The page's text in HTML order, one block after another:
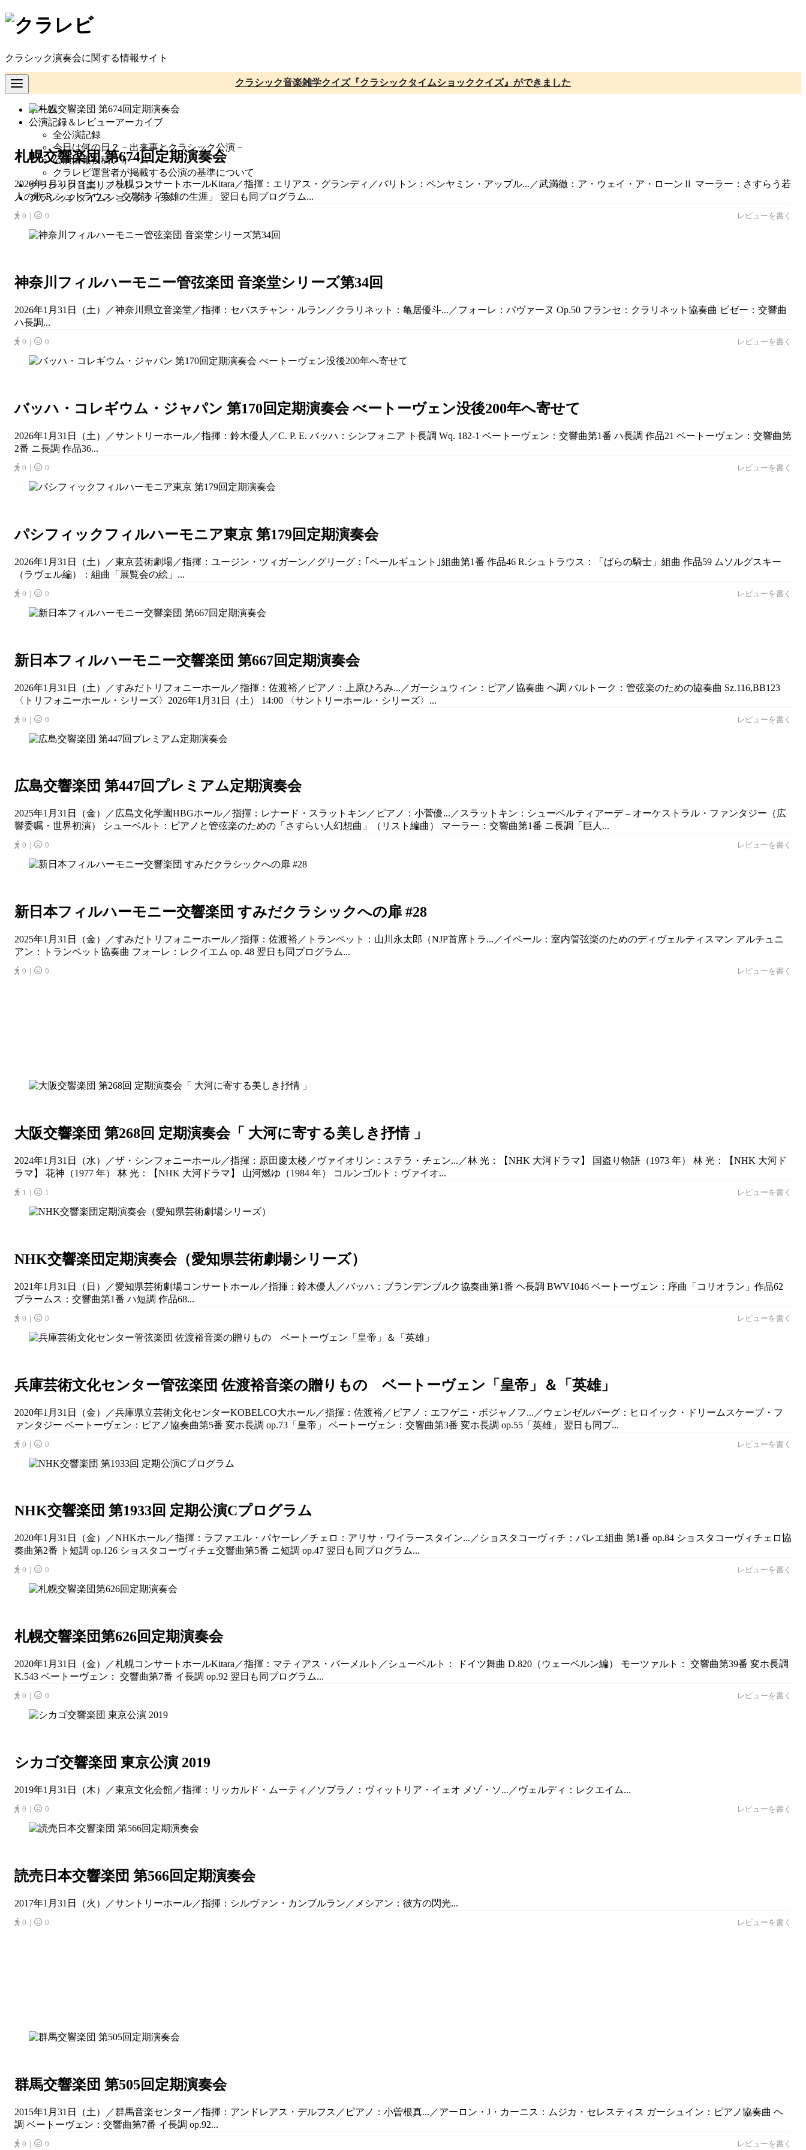
コ
ン
へ
移
クラシック演奏会に関する情報サイト
ホーム
公演記録＆レビューアーカイブ
全公演記録
今日は何の日？－出来事とクラシック公演－
公演情報投稿フォーム
クラレビ運営者が掲載する公演の基準について
クラシック音楽リファレンス
クラシックタイムショッククイズ
クラシック音楽雑学クイズ『クラシックタイムショッククイズ』ができました
札幌交響楽団 第674回定期演奏会
2026年1月31日（土）／札幌コンサートホールKitara／指揮：エリアス・グランディ／バリトン：ベンヤミン・アップル...／武満徹：ア・ウェイ・ア・ローンⅡ マーラー：さすらう若
人の歌 R.シュトラウス：交響詩「英雄の生涯」 翌日も同プログラム...
0｜ 0 レビューを書く
神奈川フィルハーモニー管弦楽団 音楽堂シリーズ第34回
2026年1月31日（土）／神奈川県立音楽堂／指揮：セバスチャン・ルラン／クラリネット：亀居優斗...／フォーレ：パヴァーヌ Op.50 フランセ：クラリネット協奏曲 ビゼー：交響曲
ハ長調...
0｜ 0 レビューを書く
バッハ・コレギウム・ジャパン 第170回定期演奏会 べートーヴェン没後200年へ寄せて
2026年1月31日（土）／サントリーホール／指揮：鈴木優人／C. P. E. バッハ：シンフォニア ト長調 Wq. 182-1 ベートーヴェン：交響曲第1番 ハ長調 作品21 ベートーヴェン：交響曲第
2番 ニ長調 作品36...
0｜ 0 レビューを書く
パシフィックフィルハーモニア東京 第179回定期演奏会
2026年1月31日（土）／東京芸術劇場／指揮：ユージン・ツィガーン／グリーグ：｢ペールギュント｣組曲第1番 作品46 R.シュトラウス：「ばらの騎士」組曲 作品59 ムソルグスキー
（ラヴェル編）：組曲「展覧会の絵」...
0｜ 0 レビューを書く
新日本フィルハーモニー交響楽団 第667回定期演奏会
2026年1月31日（土）／すみだトリフォニーホール／指揮：佐渡裕／ピアノ：上原ひろみ...／ガーシュウィン：ピアノ協奏曲 ヘ調 バルトーク：管弦楽のための協奏曲 Sz.116,BB123
〈トリフォニーホール・シリーズ〉2026年1月31日（土） 14:00 〈サントリーホール・シリーズ〉...
0｜ 0 レビューを書く
広島交響楽団 第447回プレミアム定期演奏会
2025年1月31日（金）／広島文化学園HBGホール／指揮：レナード・スラットキン／ピアノ：小菅優...／スラットキン：シューベルティアーデ – オーケストラル・ファンタジー（広
響委嘱・世界初演） シューベルト：ピアノと管弦楽のための「さすらい人幻想曲」（リスト編曲） マーラー：交響曲第1番 ニ長調「巨人...
0｜ 0 レビューを書く
新日本フィルハーモニー交響楽団 すみだクラシックへの扉 #28
2025年1月31日（金）／すみだトリフォニーホール／指揮：佐渡裕／トランペット：山川永太郎（NJP首席トラ...／イベール：室内管弦楽のためのディヴェルティスマン アルチュニ
アン：トランペット協奏曲 フォーレ：レクイエム op. 48 翌日も同プログラム...
0｜ 0 レビューを書く
大阪交響楽団 第268回 定期演奏会「 大河に寄する美しき抒情 」
2024年1月31日（水）／ザ・シンフォニーホール／指揮：原田慶太楼／ヴァイオリン：ステラ・チェン...／林 光：【NHK 大河ドラマ】 国盗り物語（1973 年） 林 光：【NHK 大河ド
ラマ】 花神（1977 年） 林 光：【NHK 大河ドラマ】 山河燃ゆ（1984 年） コルンゴルト：ヴァイオ...
1｜ 1 レビューを書く
NHK交響楽団定期演奏会（愛知県芸術劇場シリーズ）
2021年1月31日（日）／愛知県芸術劇場コンサートホール／指揮：鈴木優人／バッハ：ブランデンブルク協奏曲第1番 ヘ長調 BWV1046 ベートーヴェン：序曲「コリオラン」作品62
ブラームス：交響曲第1番 ハ短調 作品68...
0｜ 0 レビューを書く
兵庫芸術文化センター管弦楽団 佐渡裕音楽の贈りもの ベートーヴェン「皇帝」＆「英雄」
2020年1月31日（金）／兵庫県立芸術文化センターKOBELCO大ホール／指揮：佐渡裕／ピアノ：エフゲニ・ボジャノフ...／ウェンゼルバーグ：ヒロイック・ドリームスケープ・フ
ァンタジー ベートーヴェン：ピアノ協奏曲第5番 変ホ長調 op.73「皇帝」 ベートーヴェン：交響曲第3番 変ホ長調 op.55「英雄」 翌日も同プ...
0｜ 0 レビューを書く
NHK交響楽団 第1933回 定期公演Cプログラム
2020年1月31日（金）／NHKホール／指揮：ラファエル・パヤーレ／チェロ：アリサ・ワイラースタイン...／ショスタコーヴィチ：バレエ組曲 第1番 op.84 ショスタコーヴィチェロ協
奏曲第2番 ト短調 op.126 ショスタコーヴィチェ交響曲第5番 ニ短調 op.47 翌日も同プログラム...
0｜ 0 レビューを書く
札幌交響楽団第626回定期演奏会
2020年1月31日（金）／札幌コンサートホールKitara／指揮：マティアス・バーメルト／シューベルト： ドイツ舞曲 D.820（ウェーベルン編） モーツァルト： 交響曲第39番 変ホ長調
K.543 ベートーヴェン： 交響曲第7番 イ長調 op.92 翌日も同プログラム...
0｜ 0 レビューを書く
シカゴ交響楽団 東京公演 2019
2019年1月31日（木）／東京文化会館／指揮：リッカルド・ムーティ／ソプラノ：ヴィットリア・イェオ メゾ・ソ...／ヴェルディ：レクエイム...
0｜ 0 レビューを書く
読売日本交響楽団 第566回定期演奏会
2017年1月31日（火）／サントリーホール／指揮：シルヴァン・カンブルラン／メシアン：彼方の閃光...
0｜ 0 レビューを書く
群馬交響楽団 第505回定期演奏会
2015年1月31日（土）／群馬音楽センター／指揮：アンドレアス・デルフス／ピアノ：小曽根真...／アーロン・J・カーニス：ムジカ・セレスティス ガーシュイン：ピアノ協奏曲 ヘ
調 ベートーヴェン：交響曲第7番 イ長調 op.92...
0｜ 0 レビューを書く